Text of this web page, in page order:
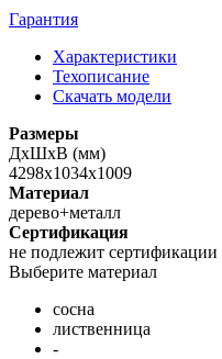
Гарантия
Характеристики
Техописание
Скачать модели
Размеры
ДхШхВ (мм)
4298х1034х1009
Материал
дерево+металл
Сертификация
не подлежит сертификации
Выберите материал
сосна
лиственница
-